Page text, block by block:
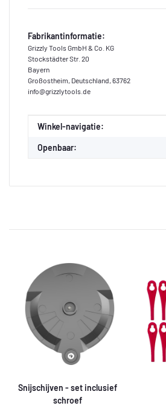
Fabrikantinformatie:
Grizzly Tools GmbH & Co. KG
Stockstädter Str. 20
Bayern
Großostheim, Deutschland, 63762
info@grizzlytools.de
Waarde
Fabrikant
Winkel-navigatie:
Openbaar:
Snijschijven - set inclusief
schroef